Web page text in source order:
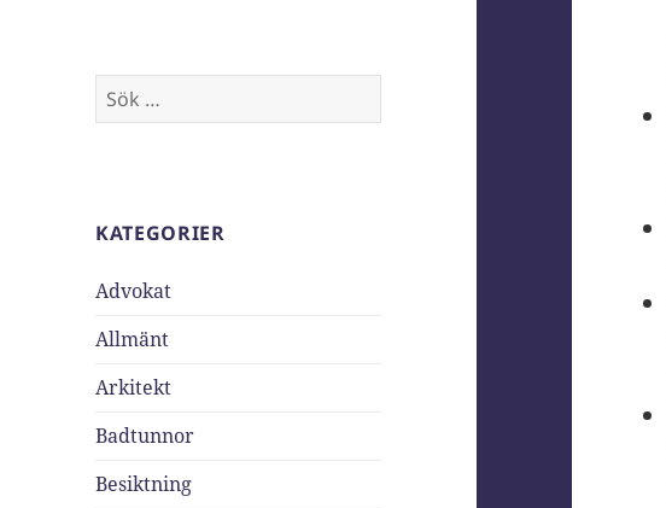
Sök
efter:
KATEGORIER
Advokat
Allmänt
Arkitekt
Badtunnor
Besiktning